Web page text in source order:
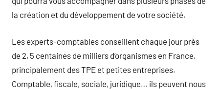
la création et du développement de votre société.
Les experts-comptables conseillent chaque jour près
de 2, 5 centaines de milliers d’organismes en France,
principalement des TPE et petites entreprises.
Comptable, fiscale, sociale, juridique… ils peuvent nous